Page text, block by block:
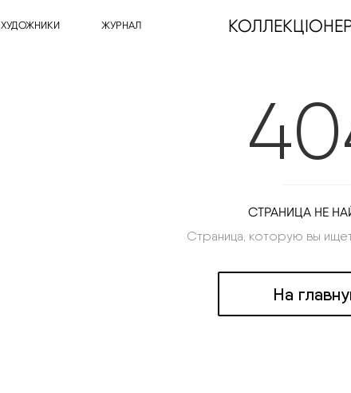
ХУДОЖНИКИ ЖУРНАЛ
СТРАНИЦА НЕ
Страница, которую вы
На